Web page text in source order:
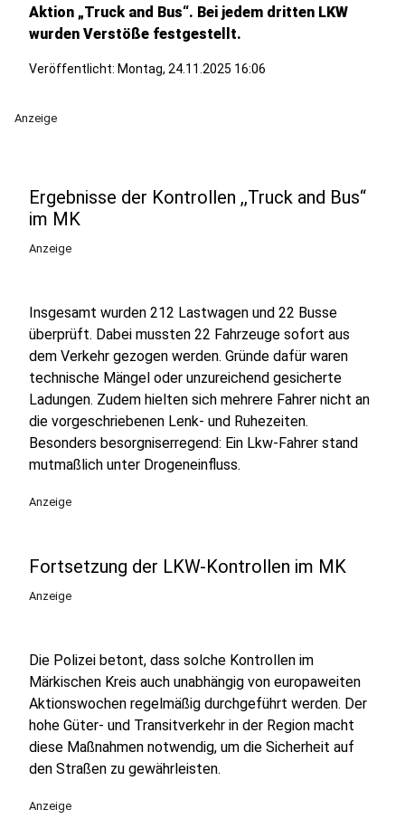
Aktion „Truck and Bus“. Bei jedem dritten LKW
wurden Verstöße festgestellt.
Veröffentlicht: Montag, 24.11.2025 16:06
Anzeige
Ergebnisse der Kontrollen ,,Truck and Bus“
im MK
Anzeige
Insgesamt wurden 212 Lastwagen und 22 Busse
überprüft. Dabei mussten 22 Fahrzeuge sofort aus
dem Verkehr gezogen werden. Gründe dafür waren
technische Mängel oder unzureichend gesicherte
Ladungen. Zudem hielten sich mehrere Fahrer nicht an
die vorgeschriebenen Lenk- und Ruhezeiten.
Besonders besorgniserregend: Ein Lkw-Fahrer stand
mutmaßlich unter Drogeneinfluss.
Anzeige
Fortsetzung der LKW-Kontrollen im MK
Anzeige
Die Polizei betont, dass solche Kontrollen im
Märkischen Kreis auch unabhängig von europaweiten
Aktionswochen regelmäßig durchgeführt werden. Der
hohe Güter- und Transitverkehr in der Region macht
diese Maßnahmen notwendig, um die Sicherheit auf
den Straßen zu gewährleisten.
Anzeige